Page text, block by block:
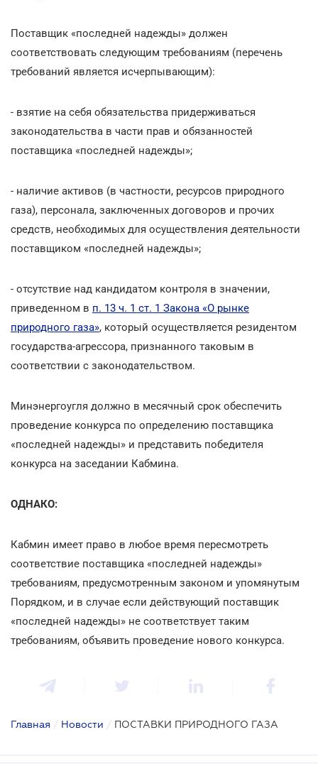
Поставщик «последней надежды» должен
соответствовать следующим требованиям (перечень
требований является исчерпывающим):
- взятие на себя обязательства придерживаться
законодательства в части прав и обязанностей
поставщика «последней надежды»;
- наличие активов (в частности, ресурсов природного
газа), персонала, заключенных договоров и прочих
средств, необходимых для осуществления деятельности
поставщиком «последней надежды»;
- отсутствие над кандидатом контроля в значении,
приведенном в п. 13 ч. 1 ст. 1 Закона «О рынке
природного газа», который осуществляется резидентом
государства-агрессора, признанного таковым в
соответствии с законодательством.
Минэнергоугля должно в месячный срок обеспечить
проведение конкурса по определению поставщика
«последней надежды» и представить победителя
конкурса на заседании Кабмина.
ОДНАКО:
Кабмин имеет право в любое время пересмотреть
соответствие поставщика «последней надежды»
требованиям, предусмотренным законом и упомянутым
Порядком, и в случае если действующий поставщик
«последней надежды» не соответствует таким
требованиям, объявить проведение нового конкурса.
Главная / Новости / ПОСТАВКИ ПРИРОДНОГО ГАЗА